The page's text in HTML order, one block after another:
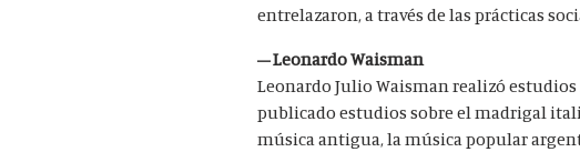
entrelazaron, a través de las prácticas
– Leonardo Waisman
Leonardo Julio Waisman realizó
publicado estudios sobre el madrigal
música antigua, la música popular